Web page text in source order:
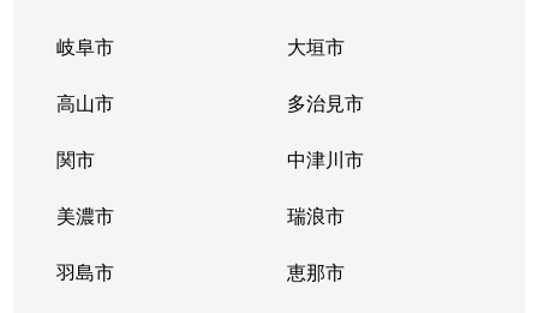
岐阜市 大垣市
高山市 多治見市
関市 中津川市
美濃市 瑞浪市
羽島市 恵那市